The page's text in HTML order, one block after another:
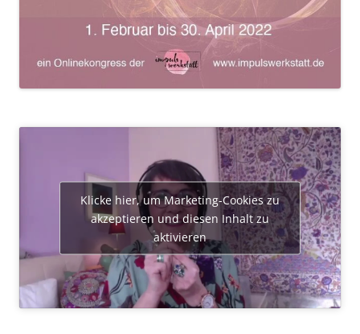
Klicke hier, um Marketing-Cookies zu
akzeptieren und diesen Inhalt zu
aktivieren